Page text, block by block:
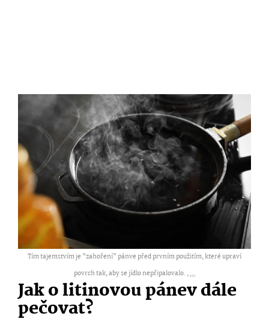
Tím tajemstvím je "zahoření" pánve před prvním použitím, které upraví
povrch tak, aby se jídlo nepřipalovalo. ,...
Jak o litinovou pánev dále
pečovat?